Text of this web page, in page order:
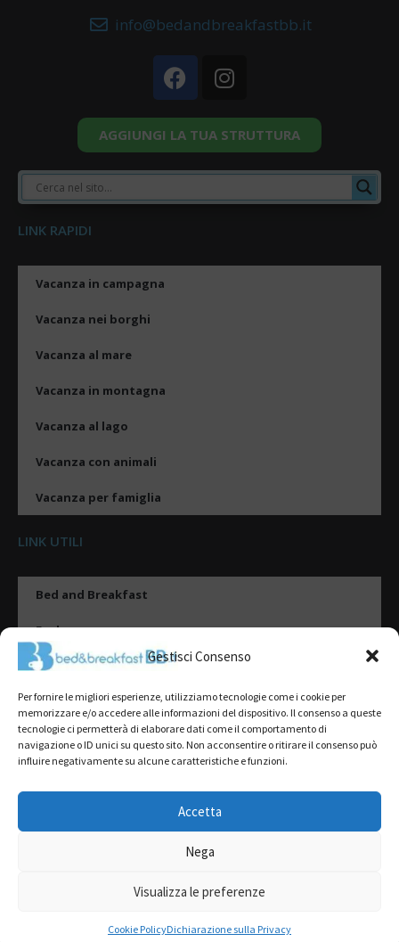
Gestisci Consenso
Per fornire le migliori esperienze, utilizziamo tecnologie come i cookie per
memorizzare e/o accedere alle informazioni del dispositivo. Il consenso a queste
tecnologie ci permetterà di elaborare dati come il comportamento di
navigazione o ID unici su questo sito. Non acconsentire o ritirare il consenso può
influire negativamente su alcune caratteristiche e funzioni.
Accetta
Nega
Visualizza le preferenze
Cookie PolicyDichiarazione sulla Privacy
info@bedandbreakfastbb.it
AGGIUNGI LA TUA STRUTTURA
LINK RAPIDI
Vacanza in campagna
Vacanza nei borghi
Vacanza al mare
Vacanza in montagna
Vacanza al lago
Vacanza con animali
Vacanza per famiglia
LINK UTILI
Bed and Breakfast
Esplora
Tipologie di alloggio
Destinazioni
Il mio account
2022@ All Rights Reserved | Tutti i contenuti ed i diritti sono riservati, è
L’accesso o l’utilizzo di questo sito è subordinato all’accettazione dei
RICHIEDI PREVENTIVO GRATUITO